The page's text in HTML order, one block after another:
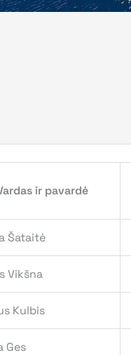
ir pavardė
Šataitė
Vikšna
Kulbis
Ges